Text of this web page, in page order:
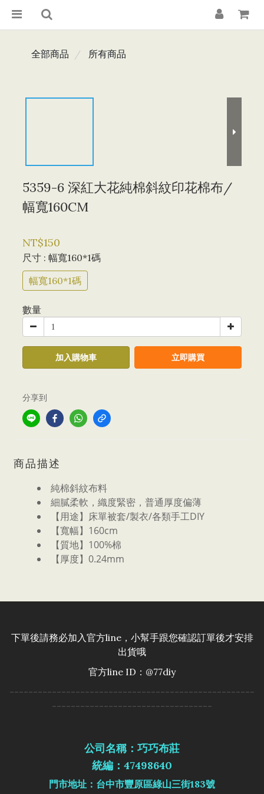
全部商品 所有商品
5359-6 深紅大花純棉斜紋印花棉布/
幅寬160CM
NT$150
尺寸 : 幅寬160*1碼
幅寬160*1碼
數量
加入購物車 立即購買
分享到
商品描述
純棉斜紋布料
細膩柔軟，織度緊密，普通厚度偏薄
【用途】床單被套/製衣/各類手工DIY
【寬幅】160cm
【質地】100%棉
【厚度】0.24mm
下單後請務必加入官方line，小幫手跟您確認訂單後才安排
出貨哦
官方line ID：@77diy
----------------------------------------------------
----------------------------------
公司名稱：巧巧布莊
統編：47498640
門市地址：台中市豐原區綠山三街183號